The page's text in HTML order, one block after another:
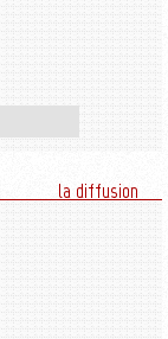
la diffusion